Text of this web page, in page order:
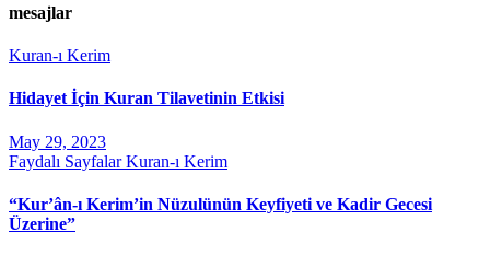
mesajlar
Kuran-ı Kerim
Hidayet İçin Kuran Tilavetinin Etkisi
May 29, 2023
Faydalı SayfalarKuran-ı Kerim
“Kur’ân-ı Kerim’in Nüzulünün Keyfiyeti ve Kadir Gecesi
Üzerine”